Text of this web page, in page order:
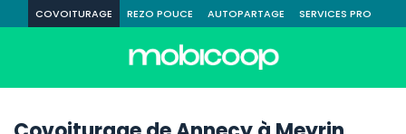
COVOITURAGE REZO POUCE AUTOPARTAGE SERVICES PRO